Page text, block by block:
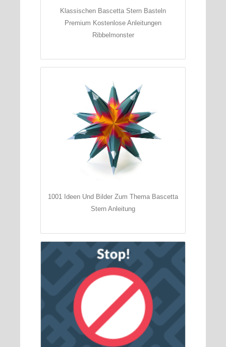
Klassischen Bascetta Stern Basteln
Premium Kostenlose Anleitungen
Ribbelmonster
1001 Ideen Und Bilder Zum Thema Bascetta
Stern Anleitung